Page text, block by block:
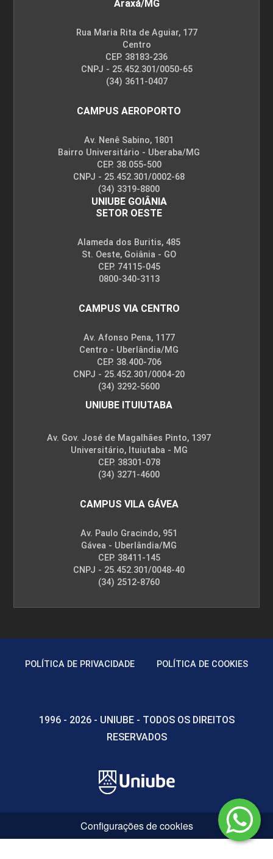
Araxá/MG
Rua Maria Rita de Aguiar, 177
Centro
CEP. 38183-236
CNPJ - 25.452.301/0050-65
(34) 3611-0407
CAMPUS AEROPORTO
Av. Nenê Sabino, 1801
Bairro Universitário - Uberaba/MG
CEP. 38.055-500
CNPJ - 25.452.301/0002-68
(34) 3319-8800
UNIUBE GOIÂNIA
SETOR OESTE
Alameda dos Buritis, 485
St. Oeste, Goiânia - GO
CEP. 74115-045
0800-340-3113
CAMPUS VIA CENTRO
Av. Afonso Pena, 1177
Centro - Uberlândia/MG
CEP. 38.400-706
CNPJ - 25.452.301/0004-20
(34) 3292-5600
UNIUBE ITUIUTABA
Av. Gov. José de Magalhães Pinto, 1397
Universitário, Ituiutaba - MG
CEP. 38301-078
(34) 3271-4600
CAMPUS VILA GÁVEA
Av. Paulo Gracindo, 951
Gávea - Uberlândia/MG
CEP. 38411-145
CNPJ - 25.452.301/0048-40
(34) 2512-8760
POLÍTICA DE PRIVACIDADE POLÍTICA DE COOKIES
1996 - 2026 - UNIUBE - TODOS OS DIREITOS
RESERVADOS
Configurações de cookies